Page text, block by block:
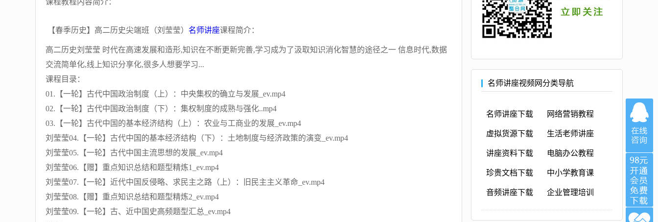
课程教程内容简介：
【春季历史】高二历史尖端班（刘莹莹） 名师讲座课程简介：
高二历史刘莹莹 时代在高速发展和造形,知识在不断更新完善,学习成为了汲取知识消化智慧的途径之一 信息时代,数据
交流简单化,线上知识分享化,很多人想要学习...
课程目录：
01.【一轮】古代中国政治制度（上）：中央集权的确立与发展_ev.mp4
02.【一轮】古代中国政治制度（下）：集权制度的成熟与强化..mp4
03.【一轮】古代中国的基本经济结构（上）：农业与工商业的发展_ev.mp4
刘莹莹04.【一轮】古代中国的基本经济结构（下）：土地制度与经济政策的演变_ev.mp4
刘莹莹05.【一轮】古代中国主流思想的发展_ev.mp4
刘莹莹06.【赠】重点知识总结和题型精炼1_ev.mp4
刘莹莹07.【一轮】近代中国反侵略、求民主之路（上）：旧民主主义革命_ev.mp4
刘莹莹08.【赠】重点知识总结和题型精炼2_ev.mp4
刘莹莹09.【一轮】古、近中国史高频题型汇总_ev.mp4
名师讲座视频网分类导航
名师讲座下载 网络营销教程
虚拟货源下载 生活老师讲座
讲座资料下载 电脑办公教程
珍贵文档下载 中小学教育课
音频讲座下载 企业管理培训